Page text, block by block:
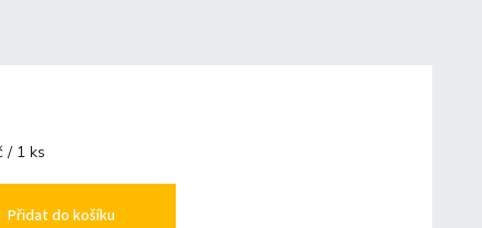
/ 1 ks
Přidat do košíku